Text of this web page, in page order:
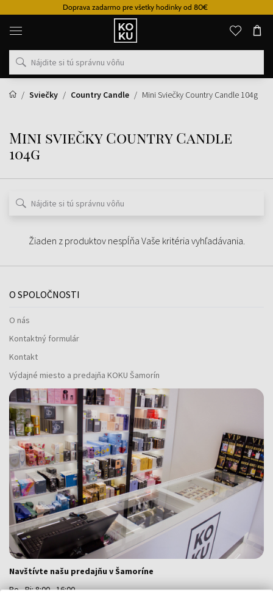
Doprava zadarmo pre všetky hodinky od 80€
Originálne
parfémy
hodinky
na
mieste
Sviečky
Country Candle Mini Sviečky Country Candle 104g
Mini sviečky Country Candle
104g
Žiaden z produktov nespĺňa Vaše kritéria vyhľadávania.
O SPOLOČNOSTI
O nás
Kontaktný formulár
Kontakt
Výdajné miesto a predajňa KOKU Šamorín
Navštívte našu predajňu v Šamoríne
Po - Pi: 8:00 - 16:00